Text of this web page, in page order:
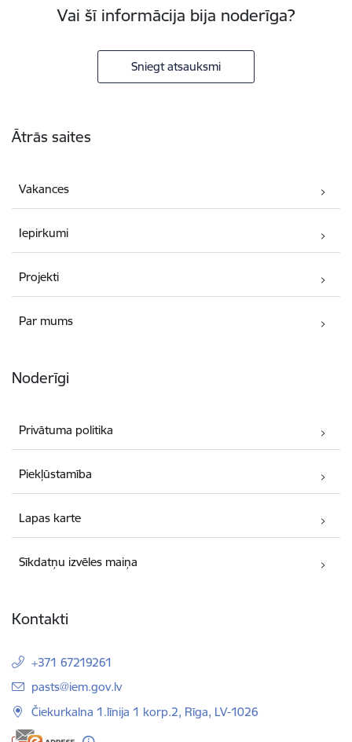
Vai šī informācija bija noderīga?
Sniegt atsauksmi
Ātrās saites
Vakances
Iepirkumi
Projekti
Par mums
Noderīgi
Privātuma politika
Piekļūstamība
Lapas karte
Sīkdatņu izvēles maiņa
Kontakti
+371 67219261
E-pasts:
pasts@iem.gov.lv
Čiekurkalna 1.līnija 1 korp.2, Rīga, LV-1026